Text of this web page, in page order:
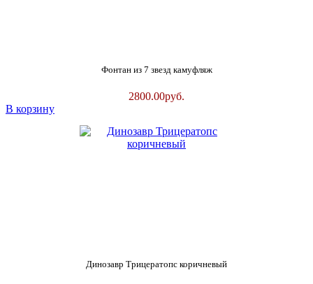
Фонтан из 7 звезд камуфляж
2800.00руб.
В корзину
Динозавр Трицератопс коричневый